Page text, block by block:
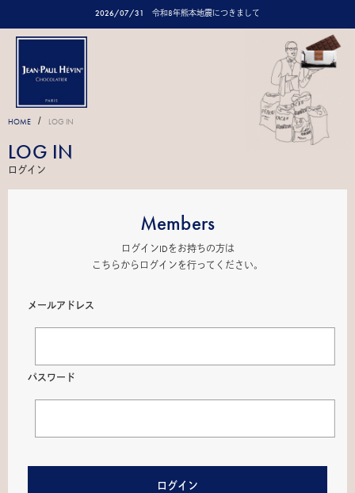
2026/07/31 令和8年熊本地震につきまして
HOME / LOG IN
LOG IN
ログイン
Members
ログインIDをお持ちの方は
こちらからログインを行ってください。
メールアドレス
パスワード
ログイン